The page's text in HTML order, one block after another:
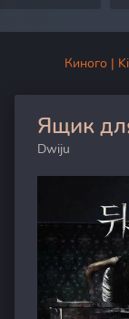
Киного |
Ящик
Dwiju